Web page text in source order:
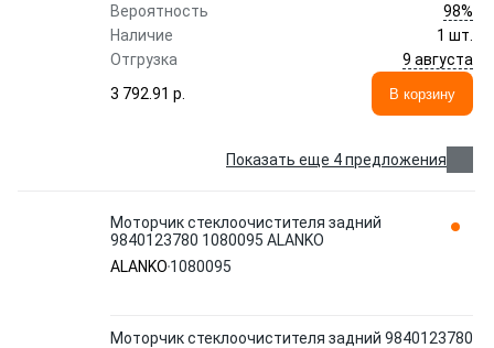
Вероятность
98%
Наличие
1 шт.
Отгрузка
9 августа
3 792.91 p.
В корзину
Показать еще 4 предложения
Моторчик стеклоочистителя задний
9840123780 1080095 ALANKO
ALANKO 1080095
Моторчик стеклоочистителя задний 9840123780